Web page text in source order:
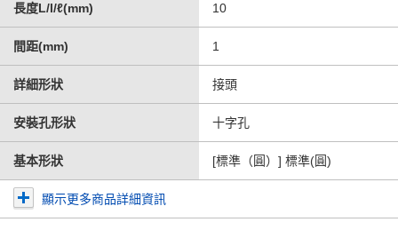
長度L/l/ℓ(mm) 10
間距(mm) 1
詳細形狀 接頭
安裝孔形狀 十字孔
基本形狀 [標準（圓）] 標準(圓)
顯示更多商品詳細資訊